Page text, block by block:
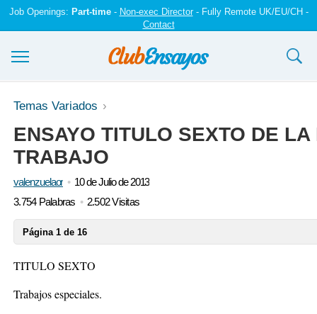
Job Openings: Part-time- Non-exec Director- Fully Remote UK/EU/CH -
Contact
Ensayos y trabajos
Registrarse
Iniciar sesión
Temas Variados
ENSAYO TITULO SEXTO DE
TRABAJO
valenzuelaor
10 de Julio de 2013
3.754 Palabras
2.502 Visitas
Página 1 de 16
TITULO SEXTO
Trabajos especiales.